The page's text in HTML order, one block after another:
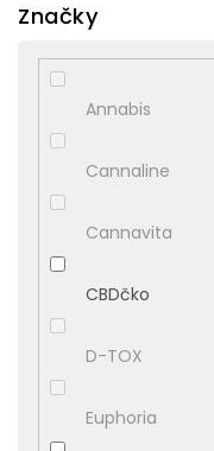
Značky
Annabis
Cannaline
Cannavita
CBDčko
D-TOX
Euphoria